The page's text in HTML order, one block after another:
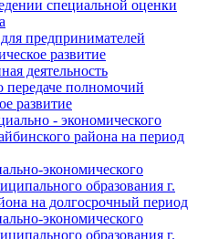
специальной оценки
предпринимателей
развитие
деятельность
передаче полномочий
развитие
- экономического
района на период
экономического
образования г.
на долгосрочный период
экономического
образования г.